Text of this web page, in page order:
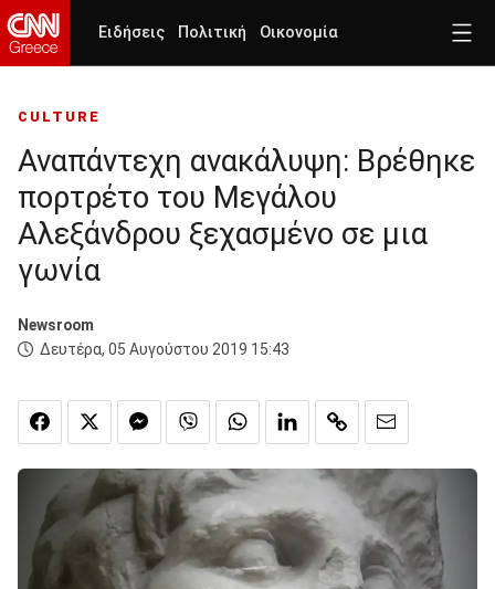
Ειδήσεις Πολιτική Οικονομία
CULTURE
Αναπάντεχη ανακάλυψη: Βρέθηκε
πορτρέτο του Μεγάλου
Αλεξάνδρου ξεχασμένο σε μια
γωνία
Newsroom
Δευτέρα, 05 Αυγούστου 2019 15:43